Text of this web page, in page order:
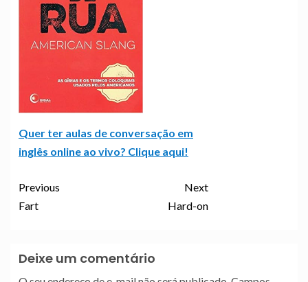
Quer ter aulas de conversação em
inglês online ao vivo? Clique aqui!
Previous
Fart
Next
Hard-on
Deixe um comentário